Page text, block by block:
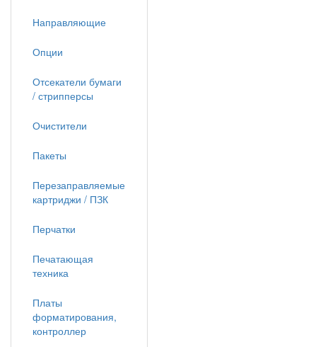
Направляющие
Опции
Отсекатели бумаги
/ стрипперсы
Очистители
Пакеты
Перезаправляемые
картриджи / ПЗК
Перчатки
Печатающая
техника
Платы
форматирования,
контроллер